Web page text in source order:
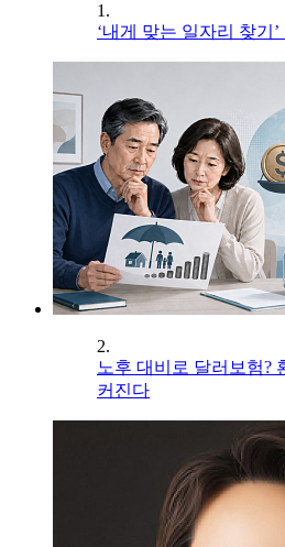
1.
‘내게 맞는 일자리 찾기
2.
노후 대비로 달러보험?
커진다